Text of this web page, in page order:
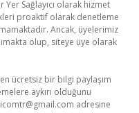
Yer Sağlayıcı olarak hizmet
proaktif olarak denetleme
Ancak, üyelerimiz
olup, siteye üye olarak
ücretsiz bir bilgi paylaşım
aykırı olduğunu
adresine